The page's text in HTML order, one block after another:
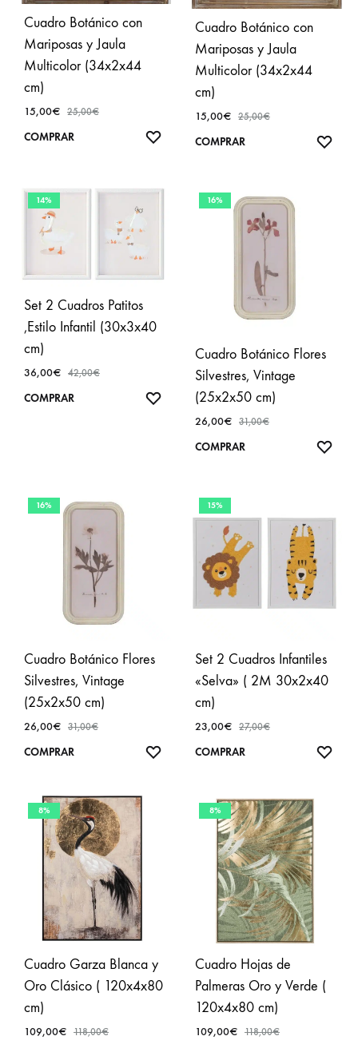
Cuadro Botánico con
Mariposas y Jaula
Multicolor (34x2x44
cm)
15,00€ 25,00€
COMPRAR
AÑADIR
Cuadro Botánico con
Mariposas y Jaula
Multicolor (34x2x44
cm)
15,00€ 25,00€
COMPRAR
14%
Set 2 Cuadros Patitos
,Estilo Infantil (30x3x40
cm)
36,00€ 42,00€
COMPRAR
AÑADIR
16%
Cuadro Botánico Flores
Silvestres, Vintage
(25x2x50 cm)
26,00€ 31,00€
COMPRAR
16%
Cuadro Botánico Flores
Silvestres, Vintage
(25x2x50 cm)
26,00€ 31,00€
COMPRAR
AÑADIR
15%
Set 2 Cuadros Infantiles
«Selva» ( 2M 30x2x40
cm)
23,00€ 27,00€
COMPRAR
8%
Cuadro Garza Blanca y
Oro Clásico ( 120x4x80
cm)
109,00€ 118,00€
8%
Cuadro Hojas de
Palmeras Oro y Verde (
120x4x80 cm)
109,00€ 118,00€